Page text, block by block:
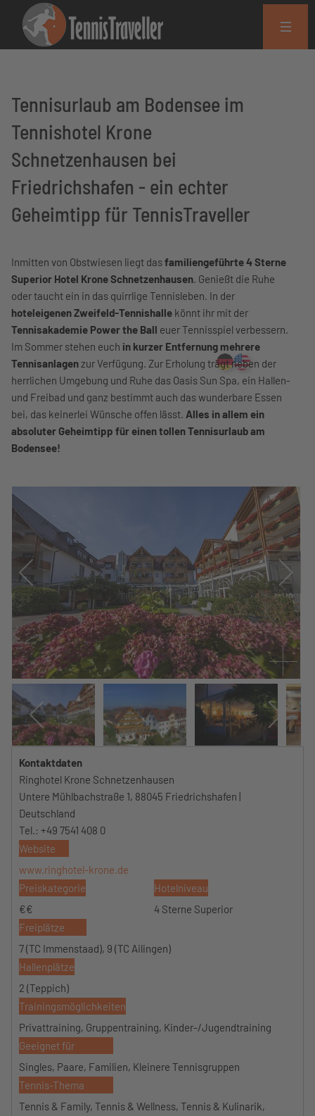
Tennisurlaub am Bodensee im
Tennishotel Krone
Schnetzenhausen bei
Friedrichshafen - ein echter
Geheimtipp für TennisTraveller
Inmitten von Obstwiesen liegt dasfamiliengeführte 4 Sterne
Superior Hotel Krone Schnetzenhausen. Genießt die Ruhe
oder taucht ein in das quirrlige Tennisleben. In der
hoteleigenen Zweifeld-Tennishalle könnt ihr mit der
Tennisakademie Power the Ball euer Tennisspiel verbessern.
Im Sommer stehen euch in kurzer Entfernung mehrere
Tennisanlagenzur Verfügung. Zur Erholung trägt neben der
herrlichen Umgebung und Ruhe das Oasis Sun Spa, ein Hallen-
und Freibad und ganz bestimmt auch das wunderbare Essen
bei, das keinerlei Wünsche offen lässt. Alles in allem ein
absoluter Geheimtipp für einen tollen Tennisurlaub am
Bodensee!
Kontaktdaten
Ringhotel Krone Schnetzenhausen
Untere Mühlbachstraße 1, 88045 Friedrichshafen |
Deutschland
Tel.: +49 7541 408 0
Website
www.ringhotel-krone.de
Preiskategorie
€€
Hotelniveau
4 Sterne Superior
Freiplätze
7 (TC Immenstaad), 9 (TC Ailingen)
Hallenplätze
2 (Teppich)
Trainingsmöglichkeiten
Privattraining, Gruppentraining, Kinder-/Jugendtraining
Geeignet für
Singles, Paare, Familien, Kleinere Tennisgruppen
Tennis-Thema
Tennis & Family, Tennis & Wellness, Tennis & Kulinarik,